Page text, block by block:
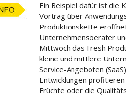
Ein Beispiel dafür ist die
Vortrag über
Produktionskette
Unternehmensberater
Mittwoch das Fresh
kleine und mittlere
Service-Angeboten
Entwicklungen
Früchte oder die